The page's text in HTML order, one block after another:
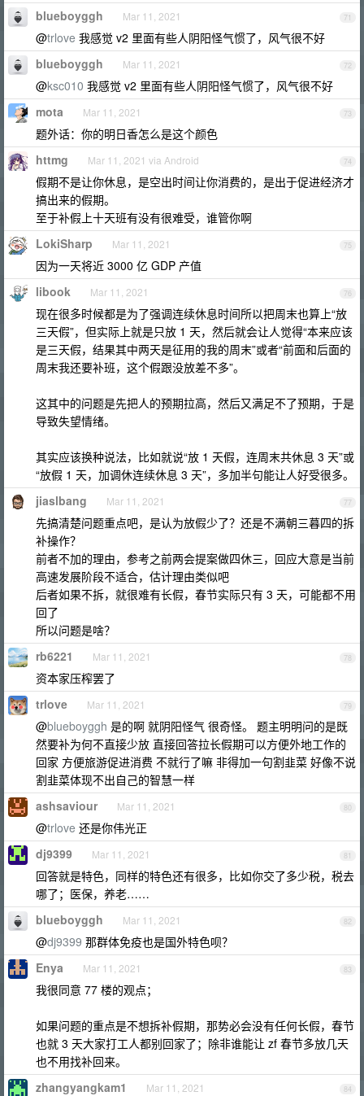
71
blueboyggh Mar 11, 2021
@trlove 我感觉 v2 里面有些人阴阳怪气惯了，风气很不好
72
blueboyggh Mar 11, 2021
@ksc010 我感觉 v2 里面有些人阴阳怪气惯了，风气很不好
73
mota Mar 11, 2021
题外话：你的明日香怎么是这个颜色
74
httmg Mar 11, 2021 via Android
假期不是让你休息，是空出时间让你消费的，是出于促进经济才
搞出来的假期。
至于补假上十天班有没有很难受，谁管你啊
75
LokiSharp Mar 11, 2021
因为一天将近 3000 亿 GDP 产值
76
libook Mar 11, 2021
现在很多时候都是为了强调连续休息时间所以把周末也算上“放
三天假”，但实际上就是只放 1 天，然后就会让人觉得“本来应该
是三天假，结果其中两天是征用的我的周末”或者“前面和后面的
周末我还要补班，这个假跟没放差不多”。
这其中的问题是先把人的预期拉高，然后又满足不了预期，于是
导致失望情绪。
其实应该换种说法，比如就说“放 1 天假，连周末共休息 3 天”或
“放假 1 天，加调休连续休息 3 天”，多加半句能让人好受很多。
77
jiaslbang Mar 11, 2021
先搞清楚问题重点吧，是认为放假少了？还是不满朝三暮四的拆
补操作？
前者不加的理由，参考之前两会提案做四休三，回应大意是当前
高速发展阶段不适合，估计理由类似吧
后者如果不拆，就很难有长假，春节实际只有 3 天，可能都不用
回了
所以问题是啥？
78
rb6221 Mar 11, 2021
资本家压榨罢了
79
trlove Mar 11, 2021
@blueboyggh 是的啊 就阴阳怪气 很奇怪。 题主明明问的是既
然要补为何不直接少放 直接回答拉长假期可以方便外地工作的
回家 方便旅游促进消费 不就行了嘛 非得加一句割韭菜 好像不说
割韭菜体现不出自己的智慧一样
80
ashsaviour Mar 11, 2021
@trlove 还是你伟光正
81
dj9399 Mar 11, 2021
回答就是特色，同样的特色还有很多，比如你交了多少税，税去
哪了；医保，养老……
82
blueboyggh Mar 11, 2021
@dj9399 那群体免疫也是国外特色呗？
83
Enya Mar 11, 2021
我很同意 77 楼的观点；
如果问题的重点是不想拆补假期，那势必会没有任何长假，春节
也就 3 天大家打工人都别回家了；除非谁能让 zf 春节多放几天
也不用找补回来。
84
zhangyangkam1 Mar 11, 2021